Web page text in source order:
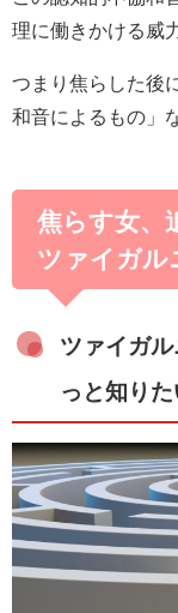
理に働きかける威
つまり焦らした後
和音によるもの」
焦らす女、
ツァイガル
ツァイガ
っと知り